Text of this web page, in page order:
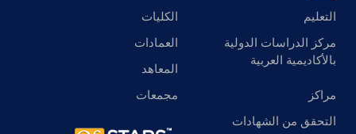
التعليم
الكليات
مركز الدراسات الدولية
بالأكاديمية العربية
العمادات
المعاهد
مراكز
مجمعات
التحقق من الشهادات